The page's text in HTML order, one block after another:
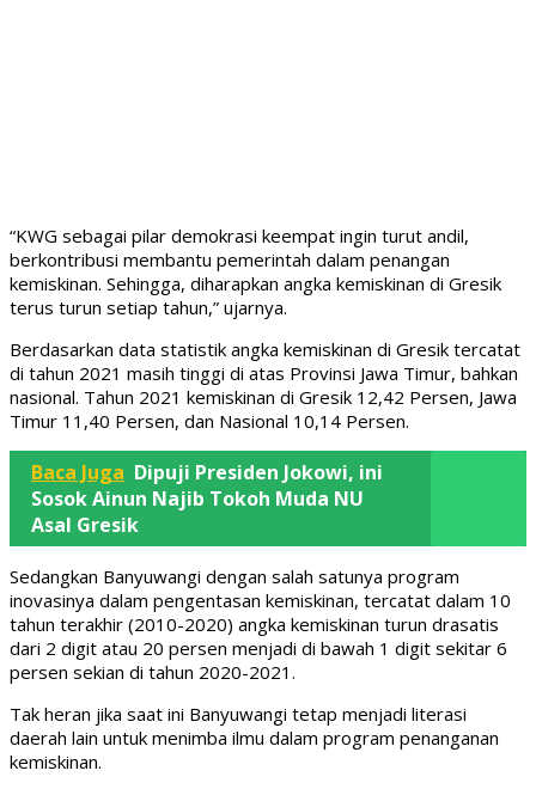
“KWG sebagai pilar demokrasi keempat ingin turut andil,
berkontribusi membantu pemerintah dalam penangan
kemiskinan. Sehingga, diharapkan angka kemiskinan di Gresik
terus turun setiap tahun,” ujarnya.
Berdasarkan data statistik angka kemiskinan di Gresik tercatat
di tahun 2021 masih tinggi di atas Provinsi Jawa Timur, bahkan
nasional. Tahun 2021 kemiskinan di Gresik 12,42 Persen, Jawa
Timur 11,40 Persen, dan Nasional 10,14 Persen.
Baca Juga Dipuji Presiden Jokowi, ini
Sosok Ainun Najib Tokoh Muda NU
Asal Gresik
Sedangkan Banyuwangi dengan salah satunya program
inovasinya dalam pengentasan kemiskinan, tercatat dalam 10
tahun terakhir (2010-2020) angka kemiskinan turun drasatis
dari 2 digit atau 20 persen menjadi di bawah 1 digit sekitar 6
persen sekian di tahun 2020-2021.
Tak heran jika saat ini Banyuwangi tetap menjadi literasi
daerah lain untuk menimba ilmu dalam program penanganan
kemiskinan.